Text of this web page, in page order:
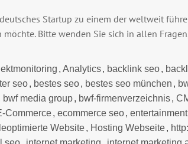
Startup zu einem der weltweit
Bitte wenden Sie sich in allen
,Analytics, backlink seo,
seo, bestes seo, bestes seo münchen ,
bwf media group, bwf-firmenverzeichnis,
Commerce,ecommerce seo,entertainment
Website, Hosting Webseite,